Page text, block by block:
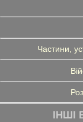
Частини,